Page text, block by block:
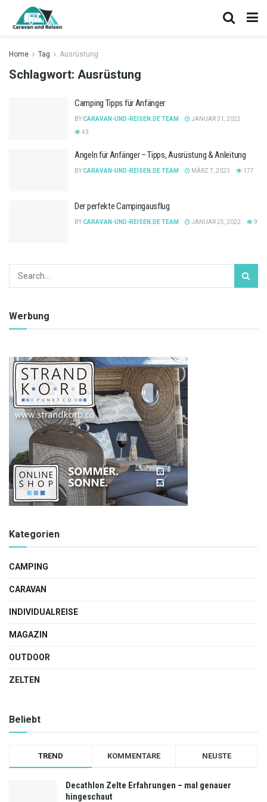
Home Tag Ausrüstung
Schlagwort: Ausrüstung
Camping Tipps für Anfänger
BYCARAVAN-UND-REISEN.DE TEAM
JANUAR 31, 2022
43
Angeln für Anfänger – Tipps, Ausrüstung & Anleitung
BYCARAVAN-UND-REISEN.DE TEAM MÄRZ 7, 2023 177
Der perfekte Campingausflug
BYCARAVAN-UND-REISEN.DE TEAM JANUAR 25, 2022 9
Werbung
Kategorien
CAMPING
CARAVAN
INDIVIDUALREISE
MAGAZIN
OUTDOOR
ZELTEN
Beliebt
TREND KOMMENTARE NEUSTE
Decathlon Zelte Erfahrungen – mal genauer
hingeschaut